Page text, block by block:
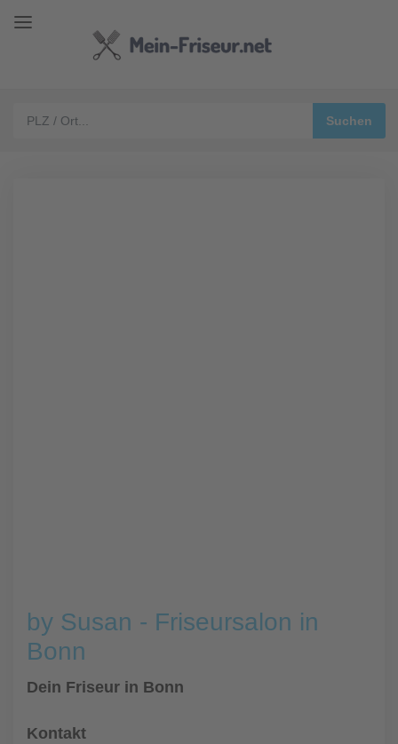
by Susan - Friseursalon in
Bonn
Dein Friseur in Bonn
Kontakt